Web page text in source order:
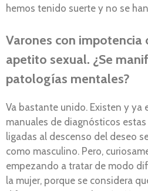
hemos tenido suerte y no se
Varones con impotencia
apetito sexual. ¿Se
patologías mentales?
Va bastante unido. Existen y ya
manuales de diagnósticos
ligadas al descenso del deseo
como masculino. Pero,
empezando a tratar de modo
la mujer, porque se considera